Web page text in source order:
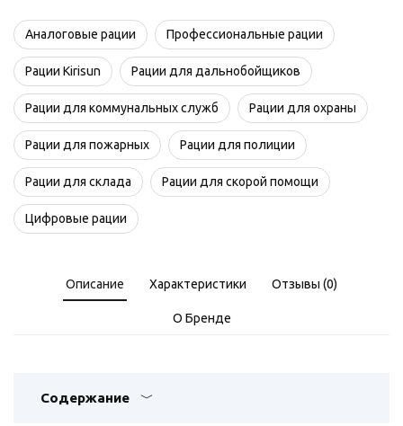
Аналоговые рации Профессиональные рации
Рации Kirisun Рации для дальнобойщиков
Рации для коммунальных служб Рации для охраны
Рации для пожарных Рации для полиции
Рации для склада Рации для скорой помощи
Цифровые рации
Описание Характеристики Отзывы (0)
О Бренде
Содержание